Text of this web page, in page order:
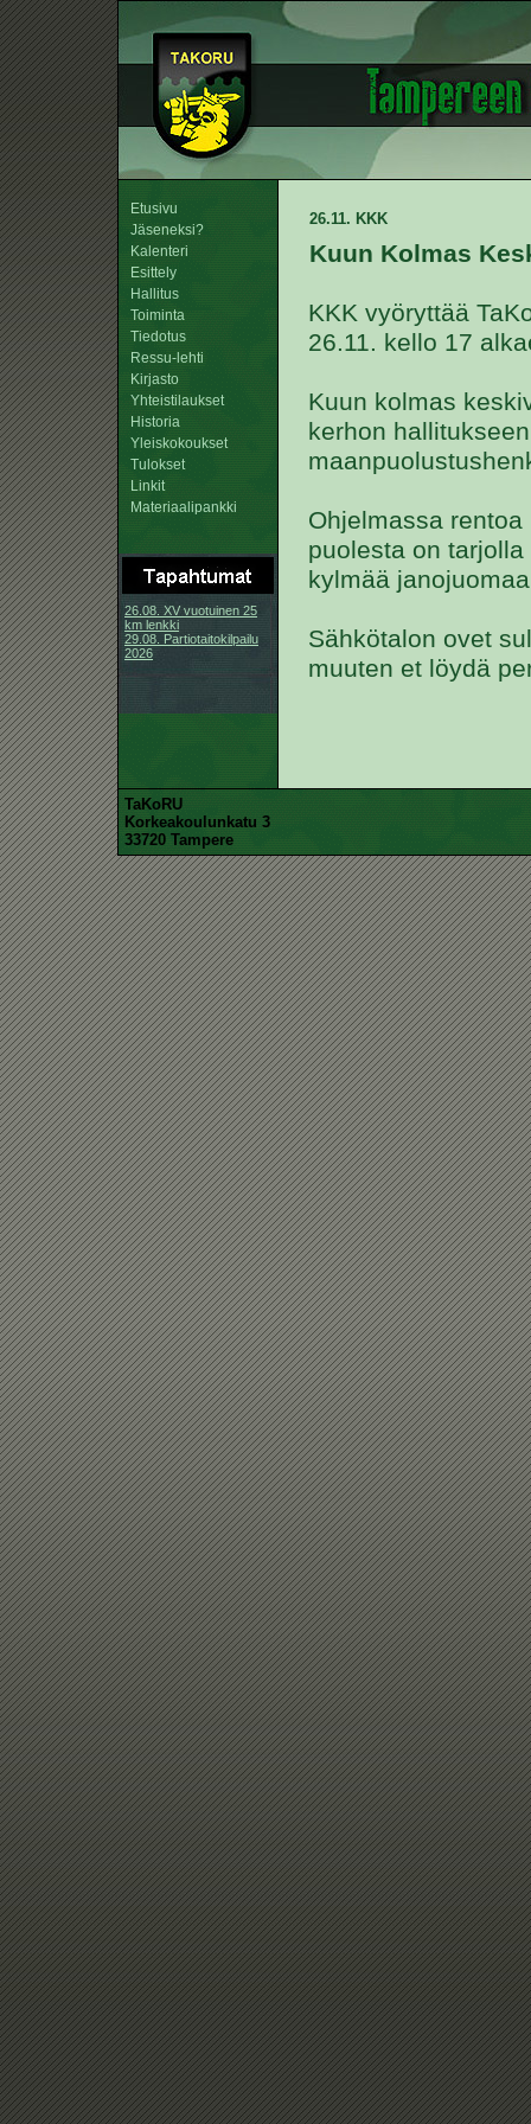
Etusivu
Jäseneksi?
Kalenteri
Esittely
Hallitus
Toiminta
Tiedotus
Ressu-lehti
Kirjasto
Yhteistilaukset
Historia
Yleiskokoukset
Tulokset
Linkit
Materiaalipankki
26.08. XV vuotuinen 25
km lenkki
29.08. Partiotaitokilpailu
2026
26.11. KKK
Kuun Kolmas
KKK vyöryttää
26.11. kello 17
Kuun kolmas
kerhon
Ohjelmassa
puolesta on
kylmää
Sähkötalon ovet
muuten et löydä
TaKoRU
Korkeakoulunkatu 3
33720 Tampere